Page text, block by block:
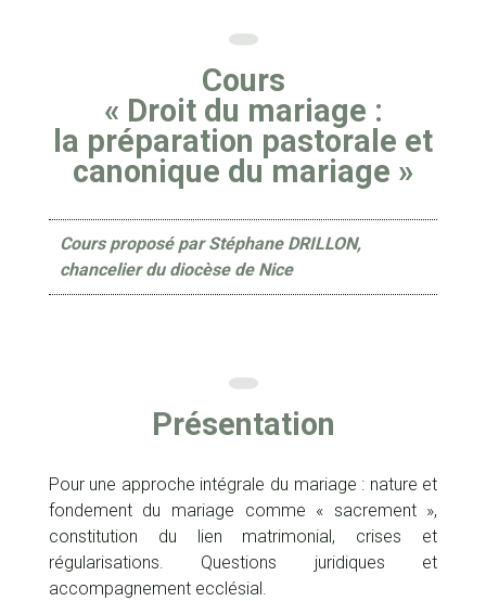
Cours
« Droit du mariage :
la préparation pastorale et
canonique du mariage »
Cours proposé par Stéphane DRILLON,
chancelier du diocèse de Nice
Présentation
Pour une approche intégrale du mariage : nature et
fondement du mariage comme « sacrement »,
constitution du lien matrimo­nial, crises et
régularisations. Questions juridiques et
accompagnement ecclésial.